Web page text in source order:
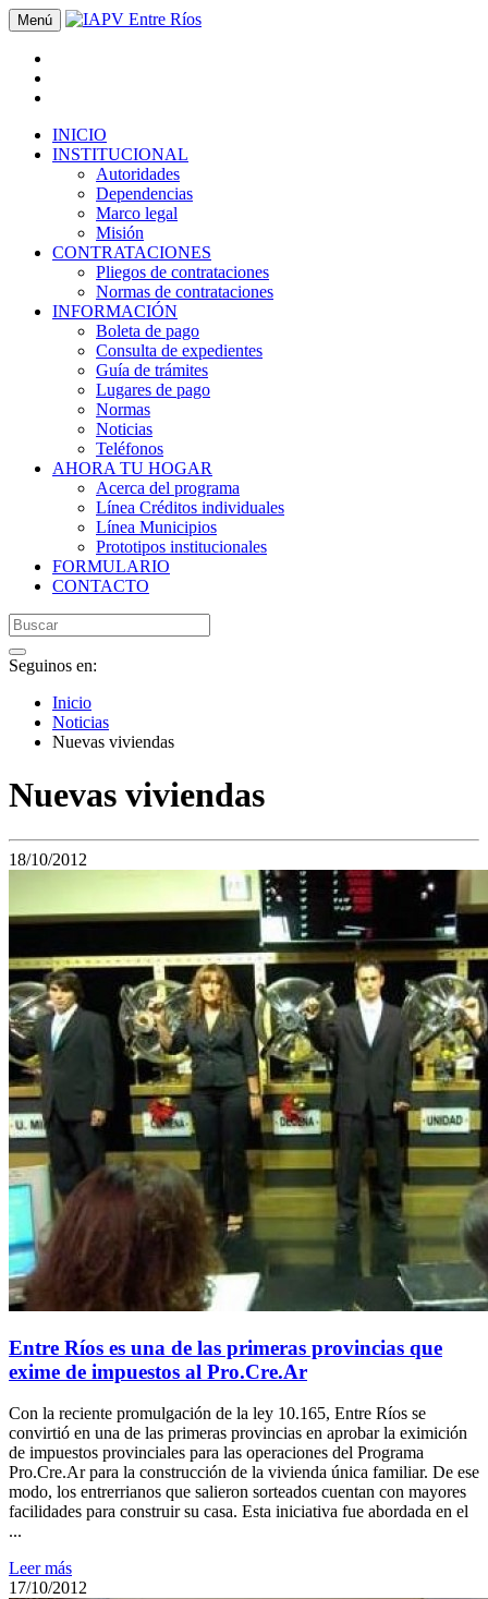
Menú
INICIO
INSTITUCIONAL
Autoridades
Dependencias
Marco legal
Misión
CONTRATACIONES
Pliegos de contrataciones
Normas de contrataciones
INFORMACIÓN
Boleta de pago
Consulta de expedientes
Guía de trámites
Lugares de pago
Normas
Noticias
Teléfonos
AHORA TU HOGAR
Acerca del programa
Línea Créditos individuales
Línea Municipios
Prototipos institucionales
FORMULARIO
CONTACTO
Seguinos en:
Inicio
Noticias
Nuevas viviendas
Nuevas viviendas
18/10/2012
Entre Ríos es una de las primeras provincias que
exime de impuestos al Pro.Cre.Ar
Con la reciente promulgación de la ley 10.165, Entre Ríos se
convirtió en una de las primeras provincias en aprobar la eximición
de impuestos provinciales para las operaciones del Programa
Pro.Cre.Ar para la construcción de la vivienda única familiar. De ese
modo, los entrerrianos que salieron sorteados cuentan con mayores
facilidades para construir su casa. Esta iniciativa fue abordada en el
...
Leer más
17/10/2012